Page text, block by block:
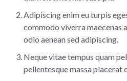
Adipiscing enim eu turpis
commodo viverra maecenas
odio aenean sed adipiscing.
Neque vitae tempus quam
pellentesque massa placerat